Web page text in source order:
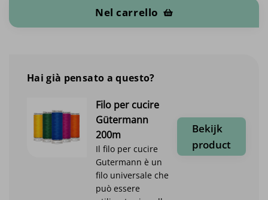
Nel carrello
Hai già pensato a questo?
Filo per cucire
Gütermann
200m
Il filo per cucire
Gutermann è un
filo universale che
può essere
Bekijk
product